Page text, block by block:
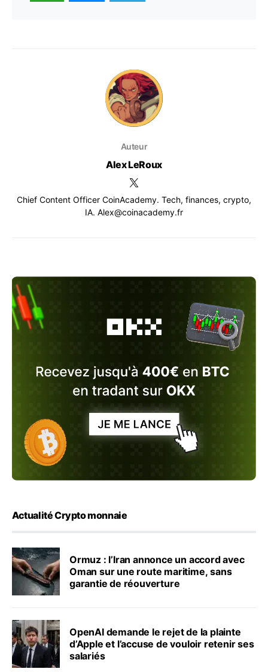
Auteur
Alex LeRoux
Chief Content Officer CoinAcademy. Tech, finances, crypto,
IA. Alex@coinacademy.fr
Actualité Crypto monnaie
Ormuz : l’Iran annonce un accord avec
Oman sur une route maritime, sans
garantie de réouverture
OpenAI demande le rejet de la plainte
d’Apple et l’accuse de vouloir retenir ses
salariés